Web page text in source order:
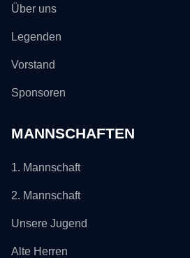
Über uns
Legenden
Vorstand
Sponsoren
MANNSCHAFTEN
1. Mannschaft
2. Mannschaft
Unsere Jugend
Alte Herren